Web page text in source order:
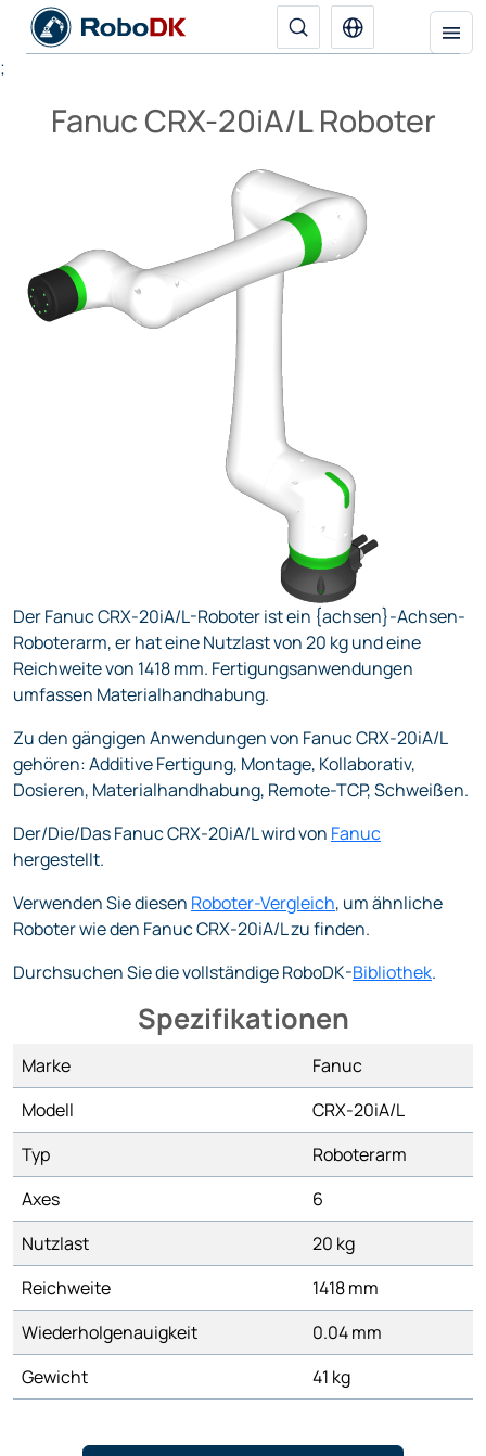
;
Fanuc CRX-20iA/L Roboter
Der Fanuc CRX-20iA/L-Roboter ist ein {achsen}-Achsen-
Roboterarm, er hat eine Nutzlast von 20 kg und eine
Reichweite von 1418 mm. Fertigungsanwendungen
umfassen Materialhandhabung.
Zu den gängigen Anwendungen von Fanuc CRX-20iA/L
gehören: Additive Fertigung, Montage, Kollaborativ,
Dosieren, Materialhandhabung, Remote-TCP, Schweißen.
Der/Die/Das Fanuc CRX-20iA/L wird von Fanuc
hergestellt.
Verwenden Sie diesen Roboter-Vergleich, um ähnliche
Roboter wie den Fanuc CRX-20iA/L zu finden.
Durchsuchen Sie die vollständige RoboDK-Bibliothek.
Spezifikationen
Marke
Fanuc
Modell
CRX-20iA/L
Typ
Roboterarm
Axes
6
Nutzlast
20 kg
Reichweite
1418 mm
Wiederholgenauigkeit
0.04 mm
Gewicht
41 kg